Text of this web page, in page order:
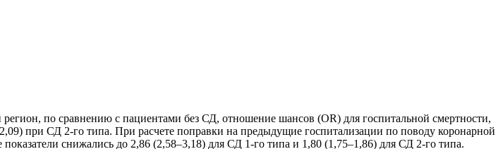
по сравнению с пациентами без СД, отношение шансов (OR) для госпитальной смертности,
при СД 2-го типа. При расчете поправки на предыдущие госпитализации по поводу коронарной
снижались до 2,86 (2,58–3,18) для СД 1-го типа и 1,80 (1,75–1,86) для СД 2-го типа.